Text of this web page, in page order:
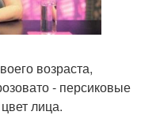
возраста,
- персиковые
лица.